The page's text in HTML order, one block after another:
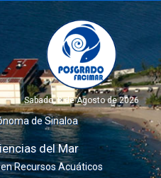
Sabado, 8 de Agosto de 2026
de Sinaloa
del Mar
Recursos Acuáticos